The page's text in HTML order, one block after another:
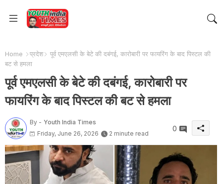
Home प्रदेश
पूर्व एमएलसी के बेटे की दबंगई, कारोबारी पर फायरिंग के बाद पिस्टल की
बट से हमला
पूर्व एमएलसी के बेटे की दबंगई, कारोबारी पर
फायरिंग के बाद पिस्टल की बट से हमला
By - Youth India Times
Friday, June 26, 2026
2 minute read
0